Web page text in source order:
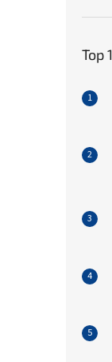
Top